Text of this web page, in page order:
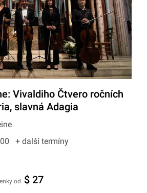
Vivaldiho Čtvero ročních
slavná Adagia
+ další termíny
od $ 27